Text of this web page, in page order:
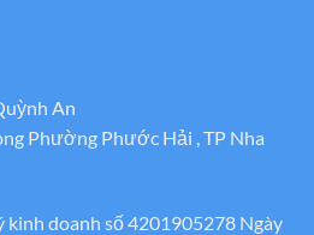
An
Phường Phước Hải , TP Nha
kinh doanh số 4201905278 Ngày